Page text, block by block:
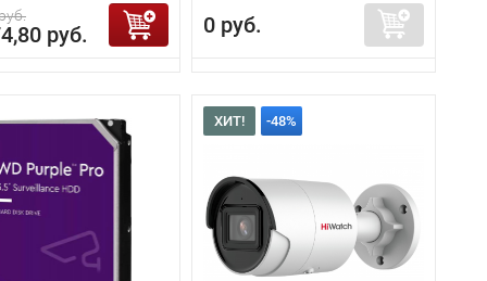
руб. 0 руб.
ХИТ! -48%